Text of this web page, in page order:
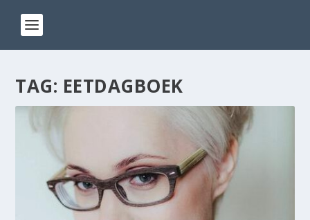
TAG: EETDAGBOEK